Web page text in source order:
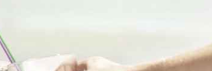
raios do sol são vitamina D. As
de exposição aos raios
avermelhadas e até bolhas.
duradouras na pele se não forem